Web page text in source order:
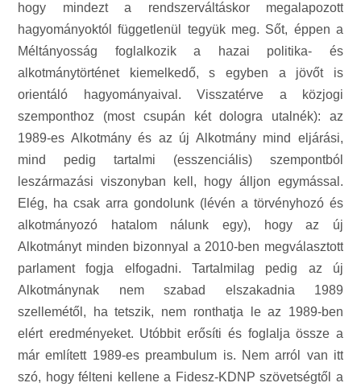
hogy mindezt a rendszerváltáskor megalapozott
hagyományoktól függetlenül tegyük meg. Sőt, éppen a
Méltányosság foglalkozik a hazai politika- és
alkotmánytörténet kiemelkedő, s egyben a jövőt is
orientáló hagyományaival. Visszatérve a közjogi
szemponthoz (most csupán két dologra utalnék): az
1989-es Alkotmány és az új Alkotmány mind eljárási,
mind pedig tartalmi (esszenciális) szempontból
leszármazási viszonyban kell, hogy álljon egymással.
Elég, ha csak arra gondolunk (lévén a törvényhozó és
alkotmányozó hatalom nálunk egy), hogy az új
Alkotmányt minden bizonnyal a 2010-ben megválasztott
parlament fogja elfogadni. Tartalmilag pedig az új
Alkotmánynak nem szabad elszakadnia 1989
szellemétől, ha tetszik, nem ronthatja le az 1989-ben
elért eredményeket. Utóbbit erősíti és foglalja össze a
már említett 1989-es preambulum is. Nem arról van itt
szó, hogy félteni kellene a Fidesz-KDNP szövetségtől a